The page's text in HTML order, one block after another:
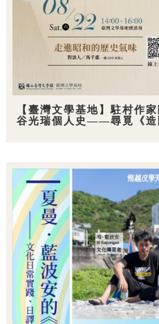
【臺灣文學基地】駐村作
谷光瑞個人史——尋覓《造